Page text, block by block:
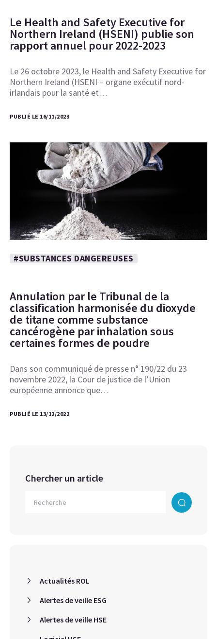
Le Health and Safety Executive for
Northern Ireland (HSENI) publie son
rapport annuel pour 2022-2023
Le 26 octobre 2023, le Health and Safety Executive for
Northern Ireland (HSENI – organe exécutif nord-
irlandais pour la santé et…
PUBLIÉ LE 16/11/2023
#SUBSTANCES DANGEREUSES
Annulation par le Tribunal de la
classification harmonisée du dioxyde
de titane comme substance
cancérogène par inhalation sous
certaines formes de poudre
Dans son communiqué de presse n° 190/22 du 23
novembre 2022, la Cour de justice de l’Union
européenne annonce que…
PUBLIÉ LE 13/12/2022
Chercher un article
Actualités ROL
Alertes de veille ESG
Alertes de veille HSE